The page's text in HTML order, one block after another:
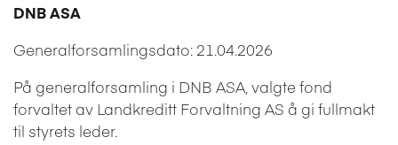
DNB ASA
Generalforsamlingsdato: 21.04.2026
På generalforsamling i DNB ASA, valgte fond
forvaltet av Landkreditt Forvaltning AS å gi fullmakt
til styrets leder.